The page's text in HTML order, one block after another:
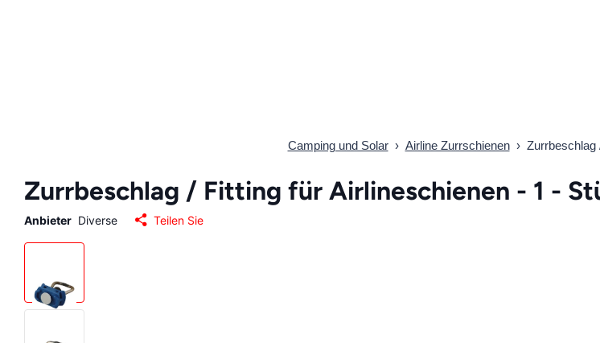
Camping und Solar › Airline Zurrschienen › Zurrbeschlag
Zurrbeschlag / Fitting für Airlineschienen - 1 -
Anbieter Diverse Teilen Sie